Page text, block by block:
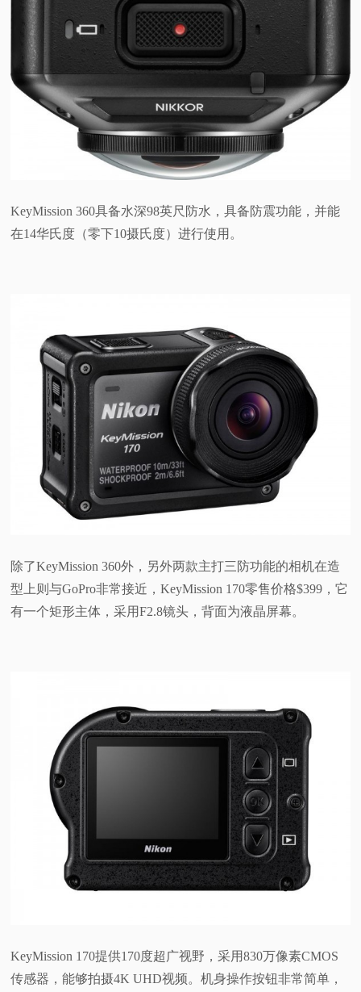
KeyMission 360具备水深98英尺防水，具备防震功能，并能
在14华氏度（零下10摄氏度）进行使用。
除了KeyMission 360外，另外两款主打三防功能的相机在造
型上则与GoPro非常接近，KeyMission 170零售价格$399，它
有一个矩形主体，采用F2.8镜头，背面为液晶屏幕。
KeyMission 170提供170度超广视野，采用830万像素CMOS
传感器，能够拍摄4K UHD视频。机身操作按钮非常简单，